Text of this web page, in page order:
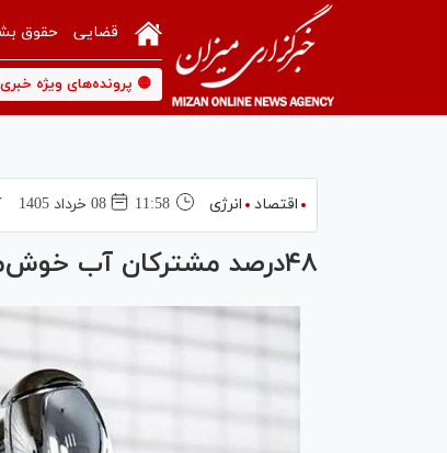
قضایی حقوق
🟡 پرونده‌های ویژه خبری
اقتصاد انرژی 11:58 08 خرداد 1405
۴۸درصد مشترکان آب خوش‌مصرف هستند